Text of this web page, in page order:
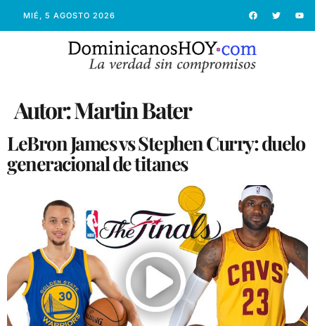
MIÉ, 5 AGOSTO 2026
Autor:Martin Bater
LeBron James vs Stephen Curry: duelo
generacional de titanes